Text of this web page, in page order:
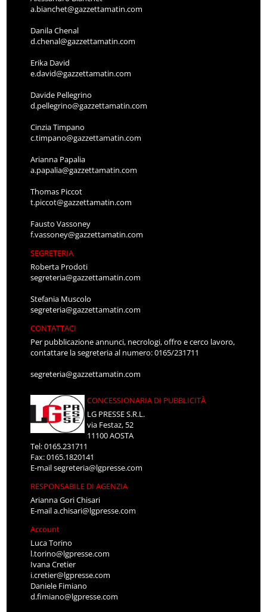
a.bianchet@gazzettamatin.com
Danila Chenal
d.chenal@gazzettamatin.com
Erika David
e.david@gazzettamatin.com
Davide Pellegrino
d.pellegrino@gazzettamatin.com
Cinzia Timpano
c.timpano@gazzettamatin.com
Arianna Papalia
a.papalia@gazzettamatin.com
Thomas Piccot
t.piccot@gazzettamatin.com
Fausto Vassoney
f.vassoney@gazzettamatin.com
SEGRETERIA
Roberta Prodoti
segreteria@gazzettamatin.com
Stefania Muscolo
segreteria@gazzettamatin.com
CONTATTACI
Per pubblicazione annunci, necrologi, offro e cerco lavoro,
contattare la segreteria al numero: 0165/231711
segreteria@gazzettamatin.com
CONCESSIONARIA DI PUBBLICITÀ
LG PRESSE S.R.L.
via Festaz, 52
11100 AOSTA
Tel: 0165.231711
Fax: 0165.1820141
E-mailsegreteria@lgpresse.com
RESPONSABILE DI AGENZIA
Arianna Gori Chisari
E-maila.chisari@lgpresse.com
Account
Luca Torino
l.torino@lgpresse.com
Ivana Cretier
i.cretier@lgpresse.com
Daniele Fimiano
d.fimiano@lgpresse.com